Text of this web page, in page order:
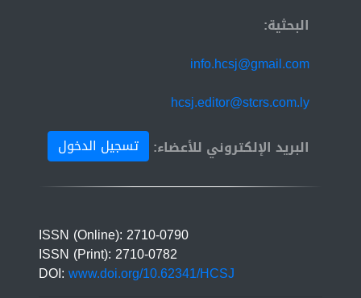
البحثية:
info.hcsj@gmail.com
hcsj.editor@stcrs.com.ly
البريد الإلكتروني للأعضاء:
تسجيل الدخول
ISSN (Online): 2710-0790
ISSN (Print): 2710-0782
DOI:www.doi.org/10.62341/HCSJ